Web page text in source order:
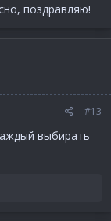
поздравляю!
#13
выбирать